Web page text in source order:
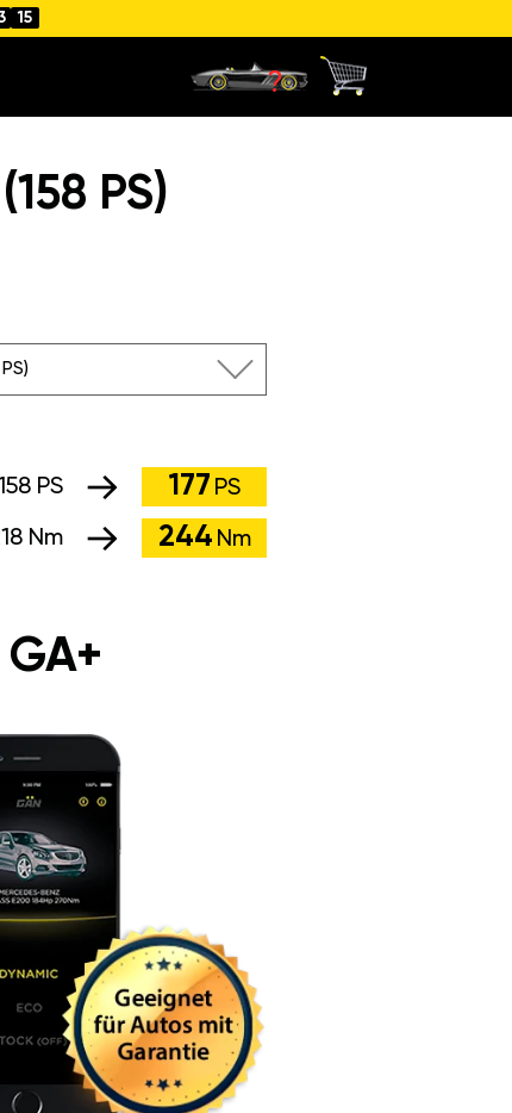
14
PS)
PS 177 PS
Nm 244 Nm